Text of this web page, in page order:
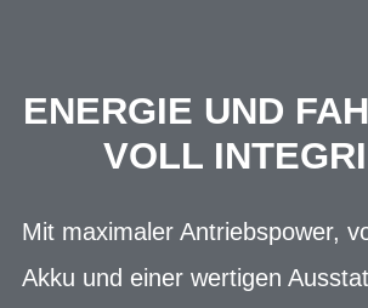
ENERGIE UND
OLL
Mit maximaler Antriebspower,
Akku und einer wertigen